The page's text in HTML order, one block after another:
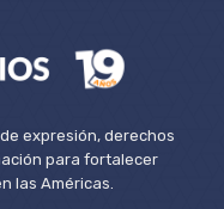
expresión, derechos
para fortalecer
las Américas.